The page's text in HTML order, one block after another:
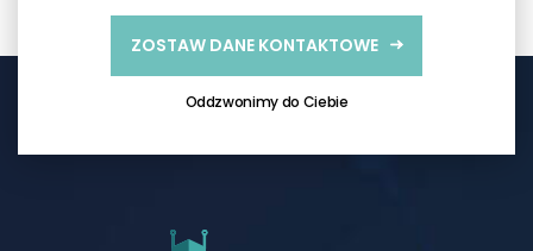
ZOSTAW DANE KONTAKTOWE
Oddzwonimy do Ciebie